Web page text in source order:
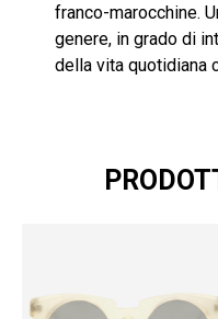
franco-marocchine.
genere, in grado di
della vita quotidiana